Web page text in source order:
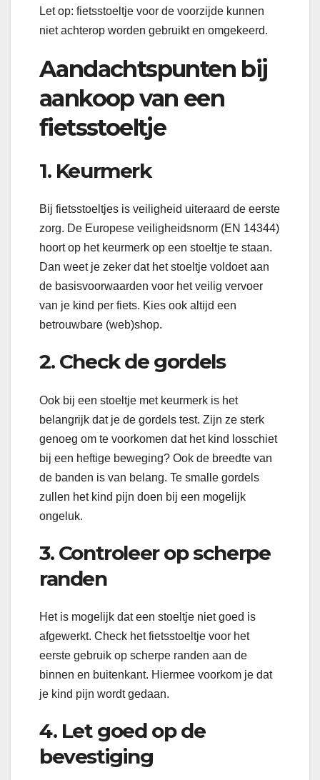
Let op: fietsstoeltje voor de voorzijde kunnen
niet achterop worden gebruikt en omgekeerd.
Aandachtspunten bij
aankoop van een
fietsstoeltje
1. Keurmerk
Bij fietsstoeltjes is veiligheid uiteraard de eerste
zorg. De Europese veiligheidsnorm (EN 14344)
hoort op het keurmerk op een stoeltje te staan.
Dan weet je zeker dat het stoeltje voldoet aan
de basisvoorwaarden voor het veilig vervoer
van je kind per fiets. Kies ook altijd een
betrouwbare (web)shop.
2. Check de gordels
Ook bij een stoeltje met keurmerk is het
belangrijk dat je de gordels test. Zijn ze sterk
genoeg om te voorkomen dat het kind losschiet
bij een heftige beweging? Ook de breedte van
de banden is van belang. Te smalle gordels
zullen het kind pijn doen bij een mogelijk
ongeluk.
3. Controleer op scherpe
randen
Het is mogelijk dat een stoeltje niet goed is
afgewerkt. Check het fietsstoeltje voor het
eerste gebruik op scherpe randen aan de
binnen en buitenkant. Hiermee voorkom je dat
je kind pijn wordt gedaan.
4. Let goed op de
bevestiging